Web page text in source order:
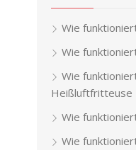
Wie
Wie
Wie
Heißluftfritteuse
Wie
Wie